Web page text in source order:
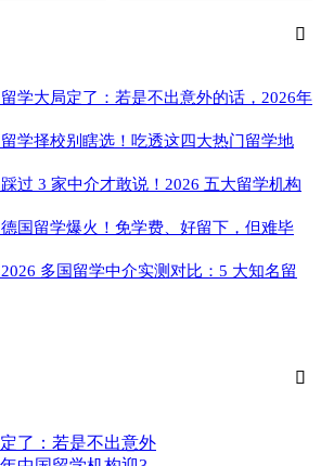

留学大局定了：若是不出意外的话，2026年
留学择校别瞎选！吃透这四大热门留学地
踩过 3 家中介才敢说！2026 五大留学机构
德国留学爆火！免学费、好留下，但难毕
2026 多国留学中介实测对比：5 大知名留
